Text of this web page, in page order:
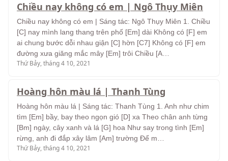
Chiều nay không có em | Ngô Thụy Miên
Chiều nay không có em | Sáng tác: Ngô Thụy Miên 1. Chiều
[C] nay mình lang thang trên phố [Em] dài Không có [F] em
ai chung bước dỗi nhau giận [C] hờn [C7] Không có [F] em
đường xưa giăng mắc mây [Em] trôi Chiều [A…
Thứ Bảy, tháng 4 10, 2021
Hoàng hôn màu lá | Thanh Tùng
Hoàng hôn màu lá | Sáng tác: Thanh Tùng 1. Anh như chim
tìm [Em] bầy, bay theo ngọn gió [D] xa Theo chân anh từng
[Bm] ngày, cây xanh và lá [G] hoa Như say trong tình [Em]
rừng, anh đi đắp xây lâm [Am] trường Để m…
Thứ Bảy, tháng 4 10, 2021